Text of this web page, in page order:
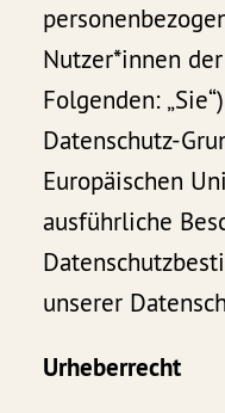
Nutzer*innen
Folgenden:
Datenschutz-
Europäischen
ausführliche
unserer
Urheberrecht